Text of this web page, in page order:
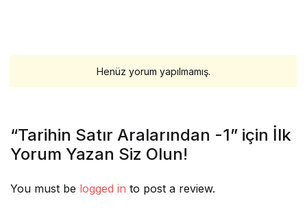
Henüz yorum yapılmamış.
“Tarihin Satır Aralarından -1” için İlk
Yorum Yazan Siz Olun!
You must be logged in to post a review.